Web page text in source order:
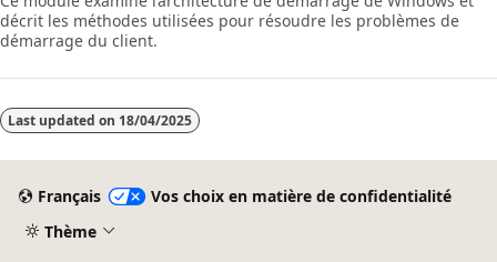
décrit les méthodes utilisées pour résoudre les problèmes de
démarrage du client.
Last updated on 18/04/2025
Français
Vos choix en matière de confidentialité
Thème